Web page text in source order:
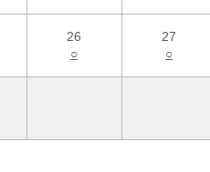
26
○
27
○